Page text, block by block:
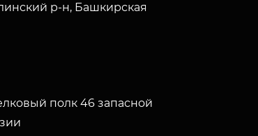
р-н, Башкирская
полк 46 запасной